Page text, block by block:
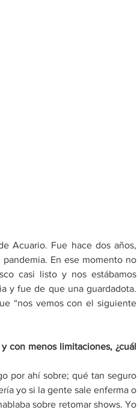
Acuario. Fue hace dos años,
En ese momento no
casi listo y nos estábamos
y fue de que una guardadota.
“nos vemos con el siguiente
con menos limitaciones, ¿cuál
por ahí sobre; qué tan seguro
yo si la gente sale enferma o
sobre retomar shows. Yo